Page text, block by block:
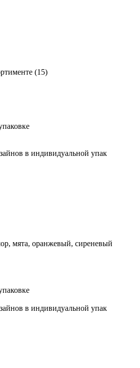
(15)
в индивидуальной упак
мята, оранжевый, сиреневый
в индивидуальной упак